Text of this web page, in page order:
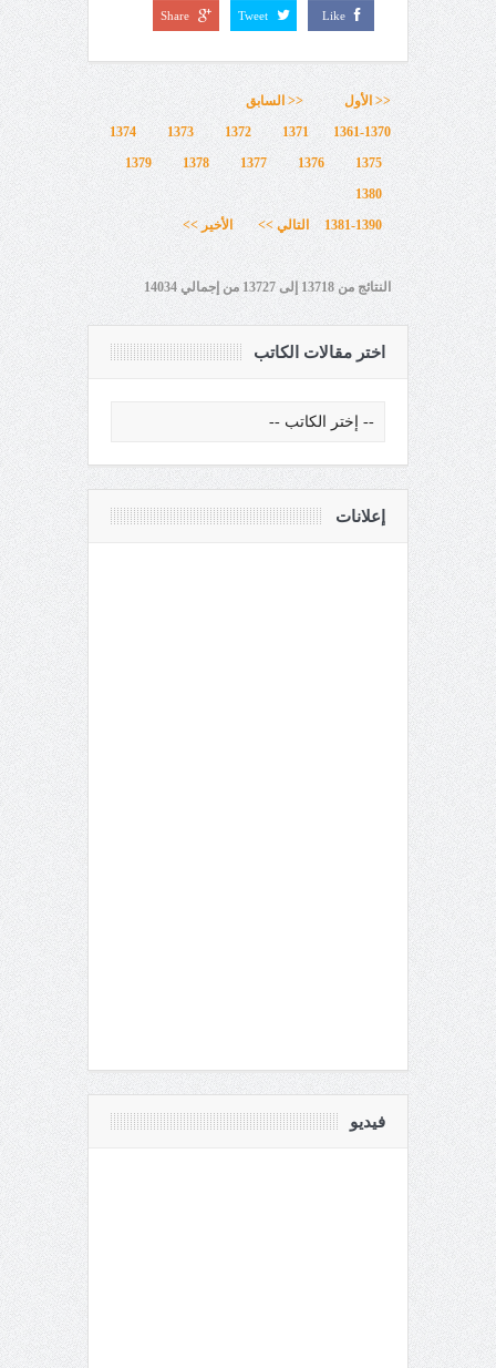
Like
Tweet
Share
<< الأول
<< السابق
1361-1370
1371
1372
1373
1374
1375
1376
1377
1378
1379
1380
1381-1390
التالي >> الأخير >>
النتائج من 13718 إلى 13727 من إجمالي 14034
اختر مقالات الكاتب
إعلانات
فيديو